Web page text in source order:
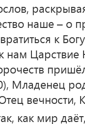
наше – о
к
нам
Младенец
вечности,
как мир